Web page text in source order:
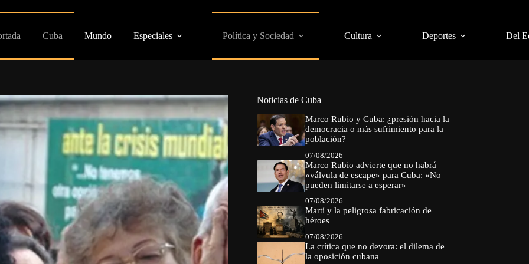
Cuba Mundo Especiales Política y Sociedad Cultura Deportes Del
Noticias de Cuba
Marco Rubio y Cuba: ¿presión hacia la
democracia o más sufrimiento para la
población?
07/08/2026
Marco Rubio advierte que no habrá
«válvula de escape» para Cuba: «No
pueden limitarse a esperar»
07/08/2026
Martí y la peligrosa fabricación de
héroes
07/08/2026
La crítica que no devora: el dilema de
la oposición cubana